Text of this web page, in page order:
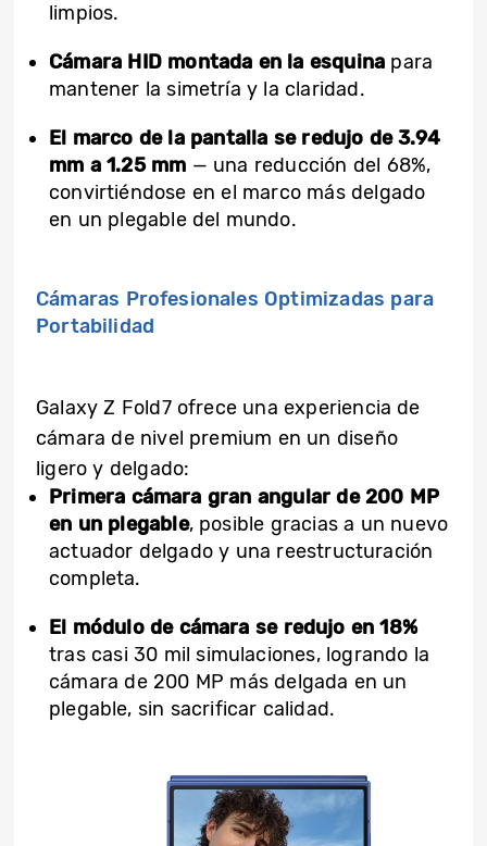
limpios.
Cámara HIDmontada en la esquina para
mantener la simetría y la claridad.
El marco de la pantalla se redujo de 3.94
mm a 1.25 mm — una reducción del 68%,
convirtiéndose en el marco más delgado
en un plegable del mundo.
Cámaras Profesionales Optimizadas para
Portabilidad
Galaxy Z Fold7 ofrece una experiencia de
cámara de nivel premium en un diseño
ligero y delgado:
Primera cámara gran angular de 200 MP
en un plegable, posible gracias a un nuevo
actuador delgado y una reestructuración
completa.
El módulo de cámara se redujo en 18%
tras casi 30 mil simulaciones, logrando la
cámara de 200 MP más delgada en un
plegable, sin sacrificar calidad.